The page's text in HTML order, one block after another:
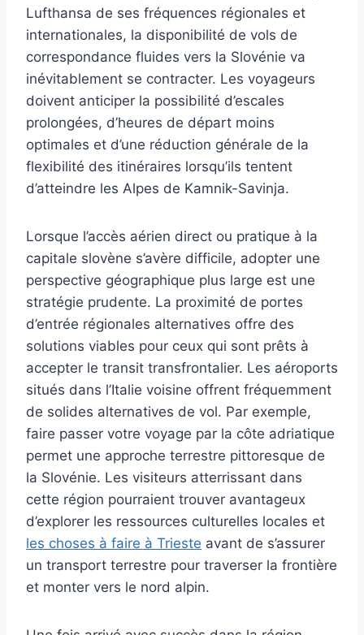
Lufthansa de ses fréquences régionales et
internationales, la disponibilité de vols de
correspondance fluides vers la Slovénie va
inévitablement se contracter. Les voyageurs
doivent anticiper la possibilité d’escales
prolongées, d’heures de départ moins
optimales et d’une réduction générale de la
flexibilité des itinéraires lorsqu’ils tentent
d’atteindre les Alpes de Kamnik-Savinja.
Lorsque l’accès aérien direct ou pratique à la
capitale slovène s’avère difficile, adopter une
perspective géographique plus large est une
stratégie prudente. La proximité de portes
d’entrée régionales alternatives offre des
solutions viables pour ceux qui sont prêts à
accepter le transit transfrontalier. Les aéroports
situés dans l’Italie voisine offrent fréquemment
de solides alternatives de vol. Par exemple,
faire passer votre voyage par la côte adriatique
permet une approche terrestre pittoresque de
la Slovénie. Les visiteurs atterrissant dans
cette région pourraient trouver avantageux
d’explorer les ressources culturelles locales et
les choses à faire à Trieste avant de s’assurer
un transport terrestre pour traverser la frontière
et monter vers le nord alpin.